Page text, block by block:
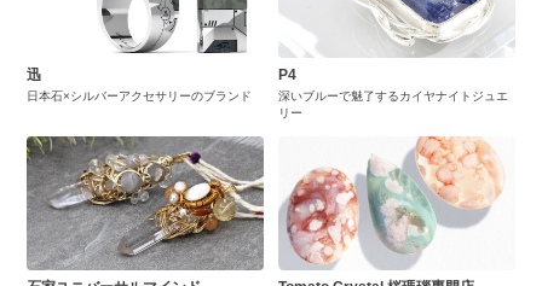
迅
日本石×シルバーアクセサリーのブランド
P4
深いブルーで魅了するカイヤナイトジュエ
リー